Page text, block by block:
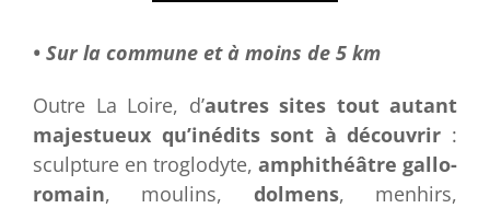
• Sur la commune et à moins de 5 km
Outre La Loire, d’autres sites tout autant
majestueux qu’inédits sont à découvrir :
sculpture en troglodyte, amphithéâtre gallo-
romain, moulins, dolmens, menhirs,